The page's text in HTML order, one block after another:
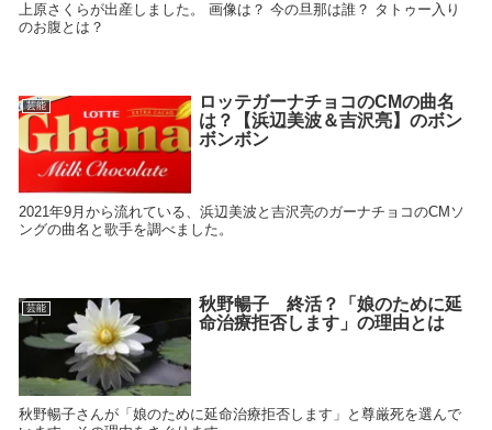
上原さくらが出産しました。 画像は？ 今の旦那は誰？ タトゥー入り
のお腹とは？
芸能
ロッテガーナチョコのCMの曲名
は？【浜辺美波＆吉沢亮】のボン
ボンボン
2021年9月から流れている、浜辺美波と吉沢亮のガーナチョコのCMソ
ングの曲名と歌手を調べました。
芸能
秋野暢子 終活？「娘のために延
命治療拒否します」の理由とは
秋野暢子さんが「娘のために延命治療拒否します」と尊厳死を選んで